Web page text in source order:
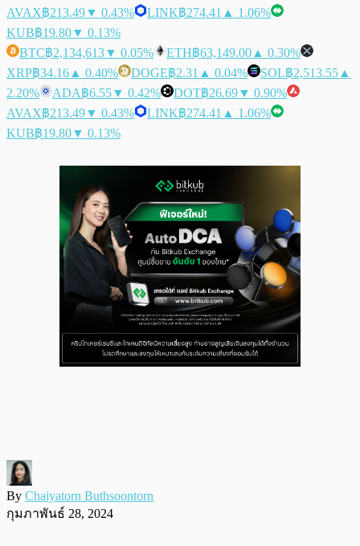
AVAX฿213.49▼ 0.43% LINK฿274.41 ▲ 1.06%
KUB฿19.80▼ 0.13%
BTC฿2,134,613▼ 0.05% ETH฿63,149.00 ▲ 0.30%
XRP฿34.16 ▲ 0.40% DOGE฿2.31 ▲ 0.04% SOL฿2,513.55 ▲
2.20%
ADA฿6.55▼ 0.42% DOT฿26.69▼ 0.90%
AVAX฿213.49▼ 0.43% LINK฿274.41 ▲ 1.06%
KUB฿19.80▼ 0.13%
By Chaiyatorn Buthsoontorn
กุมภาพันธ์ 28, 2024